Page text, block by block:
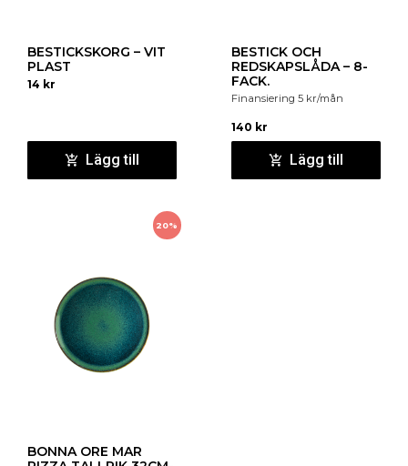
BESTICKSKORG – VIT
PLAST
14 kr
Lägg till
BESTICK OCH
REDSKAPSLÅDA – 8-
FACK.
Finansiering 5 kr/mån
140 kr
Lägg till
20%
BONNA ORE MAR